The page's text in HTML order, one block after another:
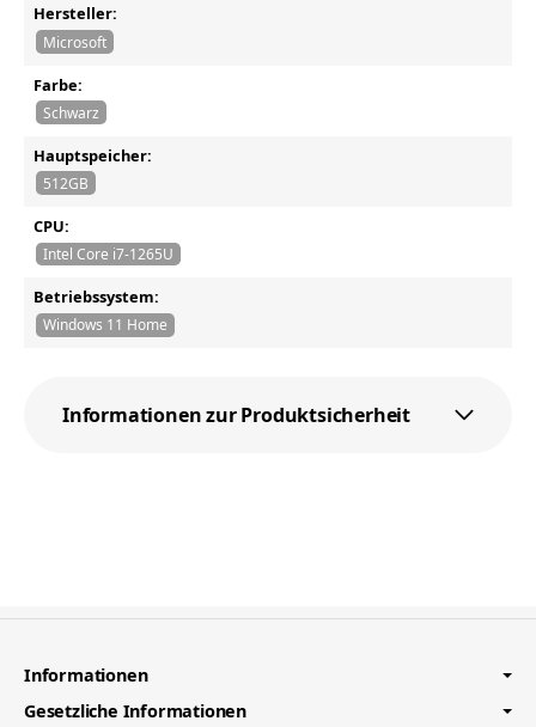
Hersteller:
Microsoft
Farbe:
Schwarz
Hauptspeicher:
512GB
CPU:
Intel Core i7-1265U
Betriebssystem:
Windows 11 Home
Informationen zur Produktsicherheit
Informationen
Gesetzliche Informationen